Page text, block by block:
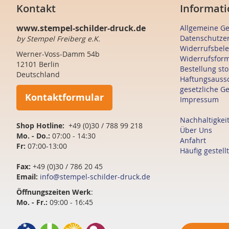
Kontakt
www.stempel-schilder-druck.de
by Stempel Freiberg e.K.
Werner-Voss-Damm 54b
12101 Berlin
Deutschland
Kontaktformular
Shop Hotline: +49 (0)30 / 788 99 218
Mo. - Do.: 07:00 - 14:30
Fr: 07:00-13:00
Fax: +49 (0)30 / 786 20 45
Email: info@stempel-schilder-druck.de
Öffnungszeiten Werk:
Mo. - Fr.: 09:00 - 16:45
Allgemeine
Bestellung
gesetzliche
Impressum
Nachhaltigkeit
Über Uns
Anfahrt
Häufig